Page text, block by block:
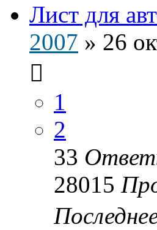
Лист для
2007 » 26
1
2
33
28015